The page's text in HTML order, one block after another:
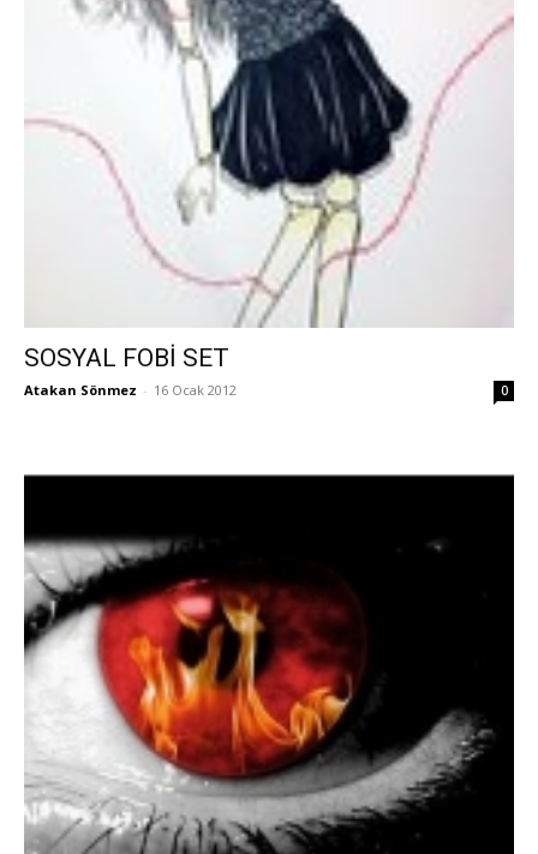
SOSYAL FOBİ SET
Atakan Sönmez - 16 Ocak 2012 0